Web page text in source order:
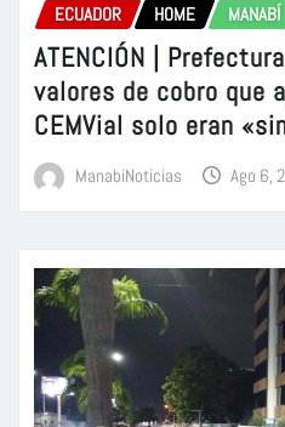
ECUADOR HOME MANABÍ
ATENCIÓN |
valores de cobro que
CEMVial solo eran
ManabiNoticias Ago 6,